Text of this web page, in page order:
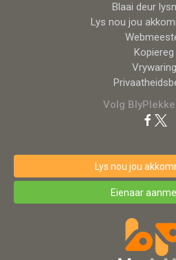
Blaai deur
Lys nou jou
Kopiereg
Vrywaring
Volg
Lys nou jou
Eienaar